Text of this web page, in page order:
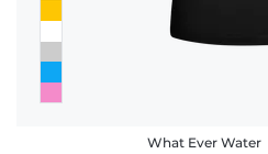
What Ever Water